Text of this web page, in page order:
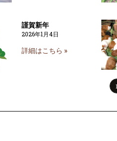
謹賀新年
2026年1月4日
詳細はこちら »